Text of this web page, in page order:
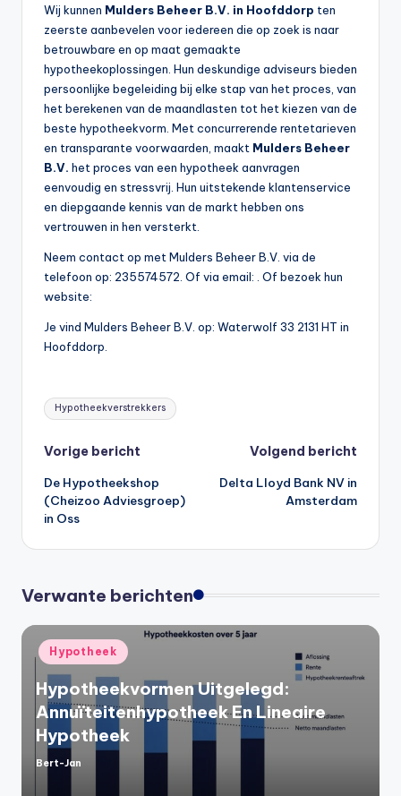
Wij kunnen Mulders Beheer B.V. in Hoofddorp ten
zeerste aanbevelen voor iedereen die op zoek is naar
betrouwbare en op maat gemaakte
hypotheekoplossingen. Hun deskundige adviseurs bieden
persoonlijke begeleiding bij elke stap van het proces, van
het berekenen van de maandlasten tot het kiezen van de
beste hypotheekvorm. Met concurrerende rentetarieven
en transparante voorwaarden, maakt Mulders Beheer
B.V. het proces van een hypotheek aanvragen
eenvoudig en stressvrij. Hun uitstekende klantenservice
en diepgaande kennis van de markt hebben ons
vertrouwen in hen versterkt.
Neem contact op met Mulders Beheer B.V. via de
telefoon op: 235574572. Of via email:
. Of bezoek hun
website:
Je vind Mulders Beheer B.V. op: Waterwolf 33 2131 HT in
Hoofddorp.
Tags:
Hypotheekverstrekkers
Bericht
navigatie
Vorige bericht
De Hypotheekshop
(Cheizoo Adviesgroep)
in Oss
Volgend bericht
Delta Lloyd Bank NV in
Amsterdam
Verwante berichten
Geplaatst
in
Hypotheek
Hypotheekvormen Uitgelegd:
Annuïteitenhypotheek En Lineaire
Hypotheek
Geplaatst
Bert-Jan